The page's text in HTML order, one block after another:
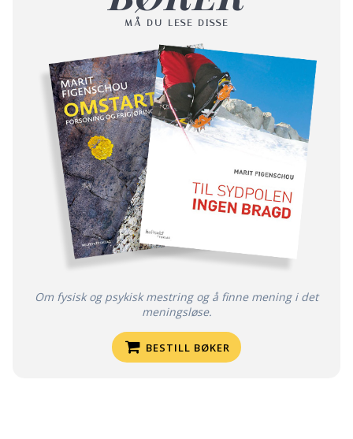
MÅ DU LESE DISSE
Om fysisk og psykisk mestring og å finne mening i det
meningsløse.
BESTILL BØKER